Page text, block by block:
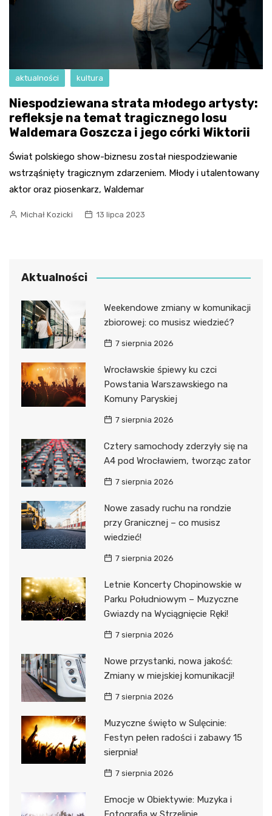
aktualności kultura
Niespodziewana strata młodego artysty:
refleksje na temat tragicznego losu
Waldemara Goszcza i jego córki Wiktorii
Świat polskiego show-biznesu został niespodziewanie
wstrząśnięty tragicznym zdarzeniem. Młody i utalentowany
aktor oraz piosenkarz, Waldemar
Michał Kozicki 13 lipca 2023
Aktualności
Weekendowe zmiany w komunikacji
zbiorowej: co musisz wiedzieć?
7 sierpnia 2026
Wrocławskie śpiewy ku czci
Powstania Warszawskiego na
Komuny Paryskiej
7 sierpnia 2026
Cztery samochody zderzyły się na
A4 pod Wrocławiem, tworząc zator
7 sierpnia 2026
Nowe zasady ruchu na rondzie
przy Granicznej – co musisz
wiedzieć!
7 sierpnia 2026
Letnie Koncerty Chopinowskie w
Parku Południowym – Muzyczne
Gwiazdy na Wyciągnięcie Ręki!
7 sierpnia 2026
Nowe przystanki, nowa jakość:
Zmiany w miejskiej komunikacji!
7 sierpnia 2026
Muzyczne święto w Sulęcinie:
Festyn pełen radości i zabawy 15
sierpnia!
7 sierpnia 2026
Emocje w Obiektywie: Muzyka i